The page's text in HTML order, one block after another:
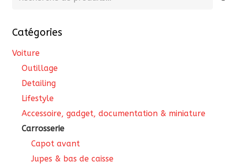
Catégories
Voiture
Outillage
Detailing
Lifestyle
Accessoire, gadget, documentation & miniature
Carrosserie
Capot avant
Jupes & bas de caisse